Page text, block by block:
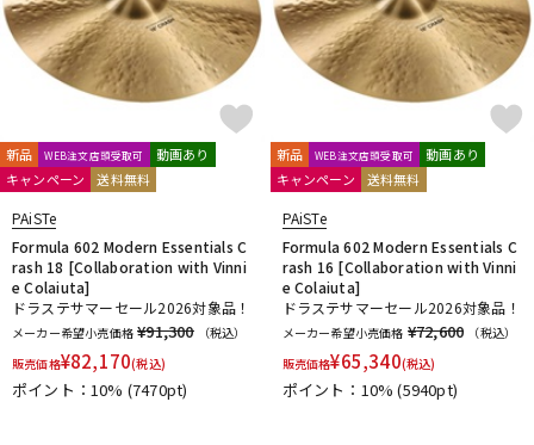
新品 WEB注文店頭受取可
動画あり
キャンペーン
送料無料
PAiSTe
Formula 602 Modern Essentials C
rash 18 [Collaboration with Vinni
e Colaiuta]
ドラステサマーセール2026対象品！
メーカー希望小売価格 ¥91,300
（税込）
販売価格¥82,170(税込)
ポイント：10% (7470pt)
新品 WEB注文店頭受取可
動画あり
キャンペーン
送料無料
PAiSTe
Formula 602 Modern Essentials C
rash 16 [Collaboration with Vinni
e Colaiuta]
ドラステサマーセール2026対象品！
メーカー希望小売価格 ¥72,600
（税込）
販売価格¥65,340(税込)
ポイント：10%(5940pt)